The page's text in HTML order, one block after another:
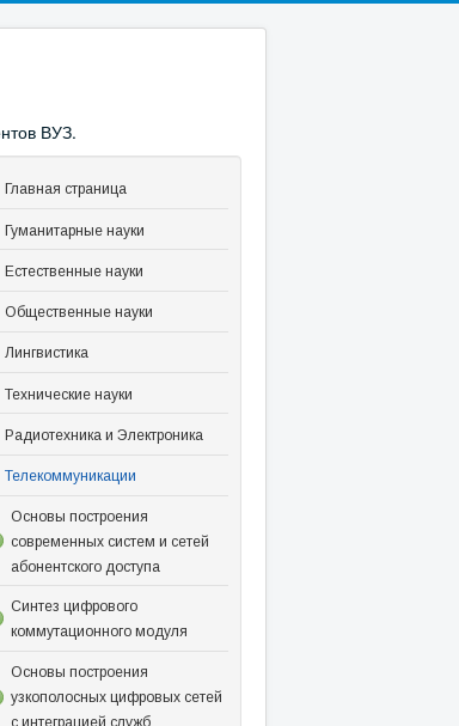
ВУЗ.
Главная страница
Гуманитарные науки
Естественные науки
Общественные науки
Лингвистика
Технические науки
Радиотехника и Электроника
Телекоммуникации
Основы построения
современных систем и сетей
абонентского доступа
Синтез цифрового
коммутационного модуля
Основы построения
узкополосных цифровых сетей
с интеграцией служб